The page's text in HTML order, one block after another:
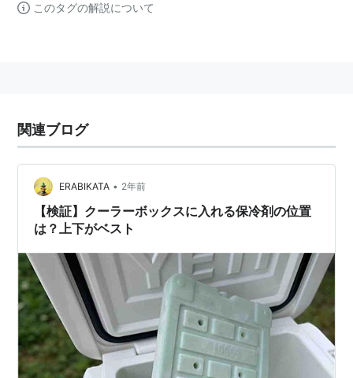
このタグの解説について
関連ブログ
ERABIKATA • 2年前
【検証】クーラーボックスに入れる保冷剤の位置
は？上下がベスト